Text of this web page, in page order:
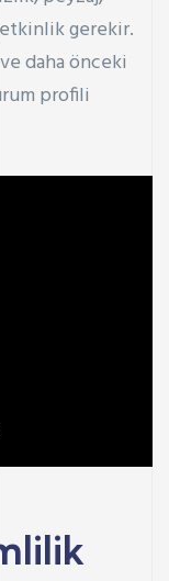
gerekir.
daha önceki
profili